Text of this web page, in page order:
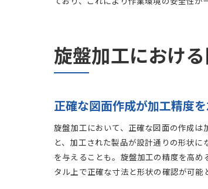
旋盤加工におけ
正確な図面作成が加工精度
旋盤加工において、正確な図面の作成
と、加工された製品が設計通りの形状
を与えることも。旋盤加工の精度を高
タル上で正確な寸法と形状の確認が可能